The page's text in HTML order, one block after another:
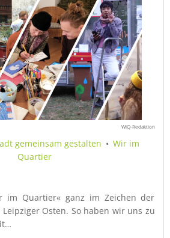
WiQ-Redaktion
gemeinsam gestalten • Wir im
Quartier
im Quartier« ganz im Zeichen der
Osten. So haben wir uns zu